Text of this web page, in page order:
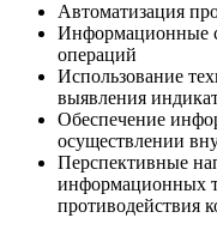
Автоматизация
Информационные
операций
Использование
выявления
Обеспечение
осуществлении
Перспективные
информационных
противодействия